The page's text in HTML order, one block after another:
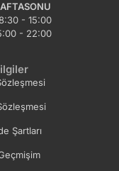
- 15:00
- 22:00
Şartları